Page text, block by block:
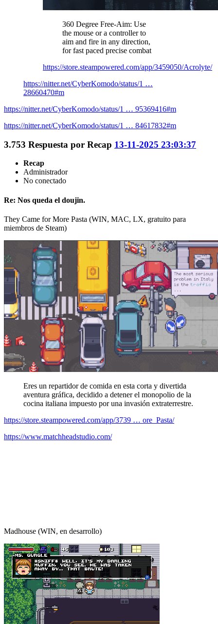
360 Degree Free-Aim: Use
the mouse or a controller to
aim and fire in any direction,
for fast paced precise combat
https://store.steampowered.com/app/3459050/Acrolyte/
https://nitter.net/CyberKomodo/status/1 …
28660470#m
https://nitter.net/CyberKomodo/status/1 … 95369416#m
https://nitter.net/CyberKomodo/status/1 … 84617832#m
3.753 Respuesta por Recap 13-11-2025 23:03:37
Recap
Administrador
No conectado
Re: Nos queda el doujin.
They Came for More Pasta (WIN, MAC, LX, gratuito para
miembros de Steam)
Eres un repartidor de comida en esta corta y divertida
aventura gráfica, decidido a detener el monopolio de la
cocina italiana impuesto por una invasión extraterrestre.
https://store.steampowered.com/app/3739 … ore_Pasta/
https://www.matchheadstudio.com/
Madhouse (WIN, en desarrollo)